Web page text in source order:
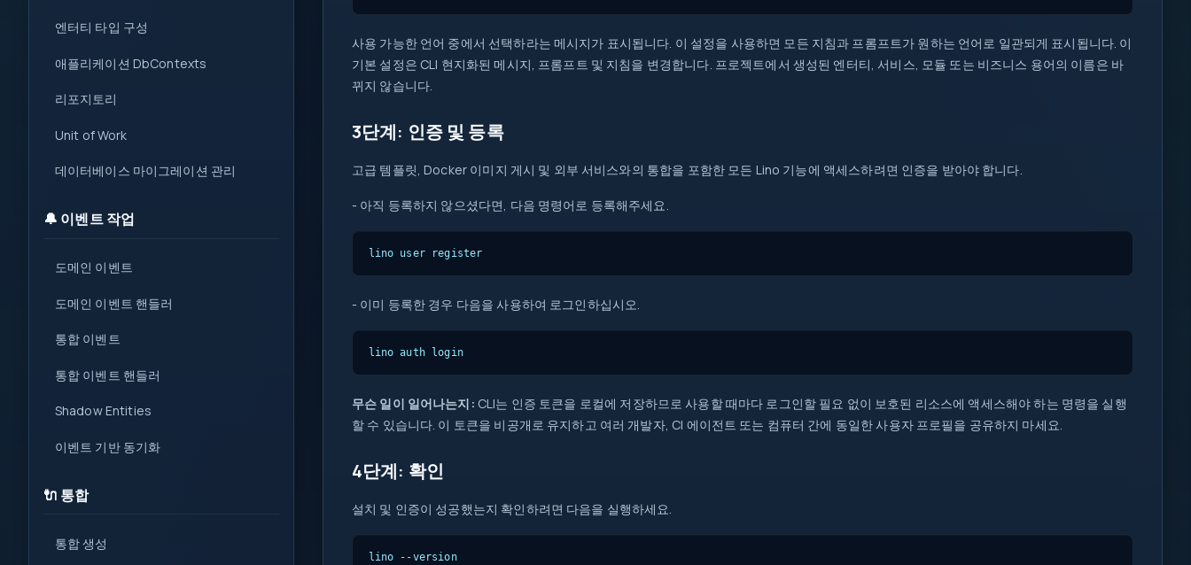
엔터티 타입 구성
애플리케이션 DbContexts
리포지토리
Unit of Work
데이터베이스 마이그레이션 관리
🔔 이벤트 작업
도메인 이벤트
도메인 이벤트 핸들러
통합 이벤트
통합 이벤트 핸들러
Shadow Entities
이벤트 기반 동기화
🔌 통합
통합 생성
사용 가능한 언어 중에서 선택하라는 메시지가 표시됩니다. 이 설정을 사용하면 모든 지침과 프롬프트가 원하는 언어로 일관되게 표시됩니다. 이
기본 설정은 CLI 현지화된 메시지, 프롬프트 및 지침을 변경합니다. 프로젝트에서 생성된 엔터티, 서비스, 모듈 또는 비즈니스 용어의 이름은 바
뀌지 않습니다.
3단계: 인증 및 등록
고급 템플릿, Docker 이미지 게시 및 외부 서비스와의 통합을 포함한 모든 Lino 기능에 액세스하려면 인증을 받아야 합니다.
- 아직 등록하지 않으셨다면, 다음 명령어로 등록해주세요.
lino user register
- 이미 등록한 경우 다음을 사용하여 로그인하십시오.
lino auth login
무슨 일이 일어나는지: CLI는 인증 토큰을 로컬에 저장하므로 사용할 때마다 로그인할 필요 없이 보호된 리소스에 액세스해야 하는 명령을 실행
할 수 있습니다. 이 토큰을 비공개로 유지하고 여러 개발자, CI 에이전트 또는 컴퓨터 간에 동일한 사용자 프로필을 공유하지 마세요.
4단계: 확인
설치 및 인증이 성공했는지 확인하려면 다음을 실행하세요.
lino --version